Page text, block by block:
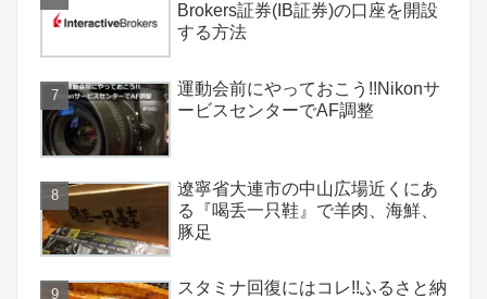
Brokers証券(IB証券)の口座を開設
する方法
運動会前にやっておこう!!Nikonサ
ービスセンターでAF調整
遼寧省大連市の中山広場近くにあ
る『喝丢一只鞋』で羊肉、海鮮、
豚足
スタミナ回復にはコレ!!ふるさと納